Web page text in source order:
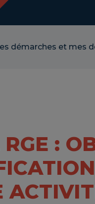
démarches et mes
: